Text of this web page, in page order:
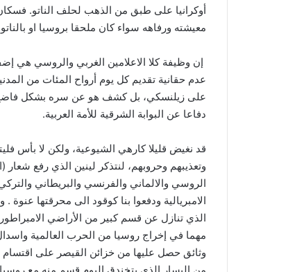
أوكرانيا على طبق من الذهب لحلف الناتو. فسكان
معيشته ورفاهه سواء كان ملحقا بروسيا او
إن وظيفة كلا الاعلامين الغربي والروسي هي
عدم حقانية تقديم كل يوم أرواح المئات من
على زيلنسكي، بل كشف هو عن سره بشكل فاضح
دفاعا عن البوابة الشرقية للأمة العربية.
قد نغيض قليلا كارهي الشيوعية، ولكن لا بأس
وتعذيبهم وحروبهم، لنتذكر لينين الذي رفع
الروسي والالماني والفرنسي والبريطاني
الامبريالية ودفعوا بنا كوقود الى محرقتها
الذي تنازل عن قسم كبير من الأراضي
وثائق حصل عليها من خزائن القيصر على اقتسام